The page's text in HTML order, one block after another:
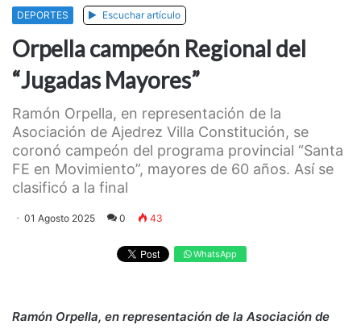
DEPORTES Escuchar artículo
Orpella campeón Regional del
“Jugadas Mayores”
Ramón Orpella, en representación de la
Asociación de Ajedrez Villa Constitución, se
coronó campeón del programa provincial “Santa
FE en Movimiento”, mayores de 60 años. Así se
clasificó a la final
01 Agosto 2025 0 43
WhatsApp
Ramón Orpella, en representación de la Asociación de